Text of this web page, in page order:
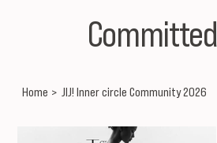
Committed
Home > JIJ! Inner circle Community 2026